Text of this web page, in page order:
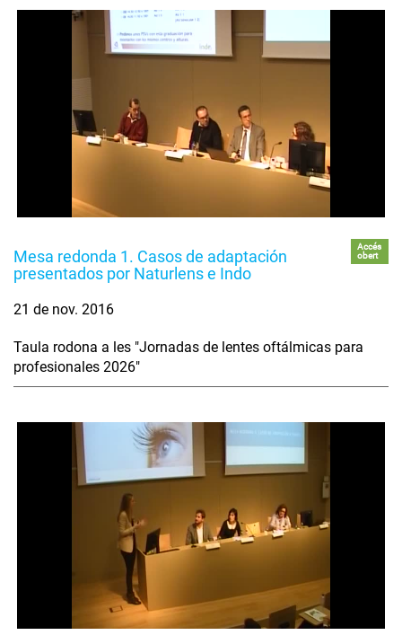
Mesa redonda 1. Casos de adaptación
presentados por Naturlens e Indo
Accés
obert
21 de nov. 2016
Taula rodona a les "Jornadas de lentes oftálmicas para
profesionales 2026"